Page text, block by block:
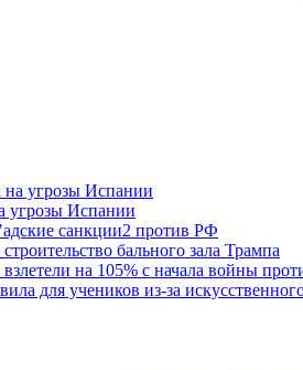
угрозы Испании
санкции2 против РФ
бального зала Трампа
на 105% с начала войны
для учеников из-за